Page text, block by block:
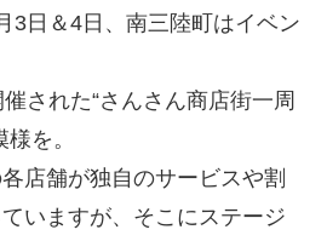
3日＆4日、南三陸町はイベン
された“さんさん商店街一周
を。
店舗が独自のサービスや割
いますが、そこにステージ